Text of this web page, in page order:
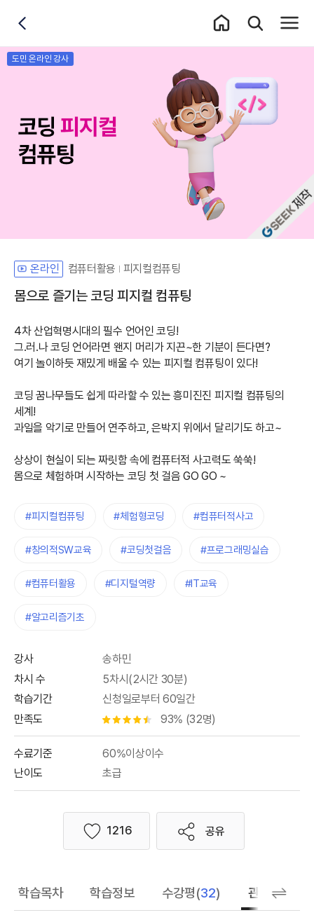
통합검색 레이
전체
뒤로가기
온라인 컴퓨터활용 피지컬컴퓨팅
몸으로 즐기는 코딩 피지컬 컴퓨팅
4차 산업혁명시대의 필수 언어인 코딩!
그.러.나 코딩 언어라면 왠지 머리가 지끈~한 기분이 든다면?
여기 놀이하듯 재밌게 배울 수 있는 피지컬 컴퓨팅이 있다!
코딩 꿈나무들도 쉽게 따라할 수 있는 흥미진진 피지컬 컴퓨팅의
세계!
과일을 악기로 만들어 연주하고, 은박지 위에서 달리기도 하고~
상상이 현실이 되는 짜릿함 속에 컴퓨터적 사고력도 쑥쑥!
몸으로 체험하며 시작하는 코딩 첫 걸음 GO GO ~
#피지컬컴퓨팅 #체험형코딩 #컴퓨터적사고
#창의적SW교육 #코딩첫걸음 #프로그래밍실습
#컴퓨터활용 #디지털역량 #IT교육
#알고리즘기초
강사
송하민
차시 수
5차시(2시간 30분)
학습기간
신청일로부터 60일간
만족도
별점 4.5개 93% (32명)
수료기준
60%이상이수
난이도
초급
좋아요
1216 공유
학습목차 학습정보 수강평(32) 관련 추천 학
도민 온라인 강사